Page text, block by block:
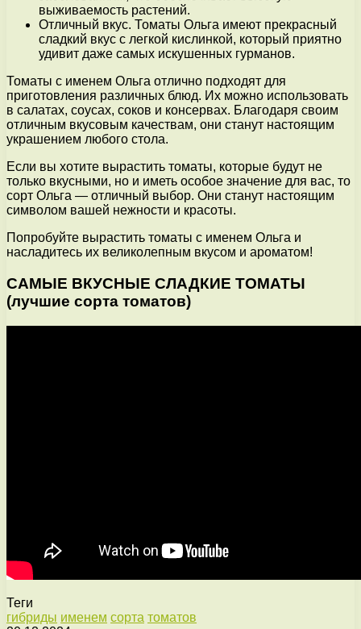
выживаемость растений.
Отличный вкус. Томаты Ольга имеют прекрасный
сладкий вкус с легкой кислинкой, который приятно
удивит даже самых искушенных гурманов.
Томаты с именем Ольга отлично подходят для
приготовления различных блюд. Их можно использовать
в салатах, соусах, соков и консервах. Благодаря своим
отличным вкусовым качествам, они станут настоящим
украшением любого стола.
Если вы хотите вырастить томаты, которые будут не
только вкусными, но и иметь особое значение для вас, то
сорт Ольга — отличный выбор. Они станут настоящим
символом вашей нежности и красоты.
Попробуйте вырастить томаты с именем Ольга и
насладитесь их великолепным вкусом и ароматом!
САМЫЕ ВКУСНЫЕ СЛАДКИЕ ТОМАТЫ
(лучшие сорта томатов)
Теги
гибриды именем сорта томатов